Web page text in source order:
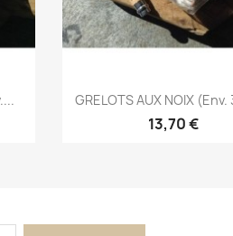
Aperçu
GRELOTS AUX NOIX (env.
13,70 €